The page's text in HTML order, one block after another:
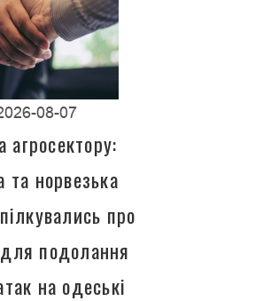
08-07
агросектору:
та норвезька
про
для подолання
на одеські